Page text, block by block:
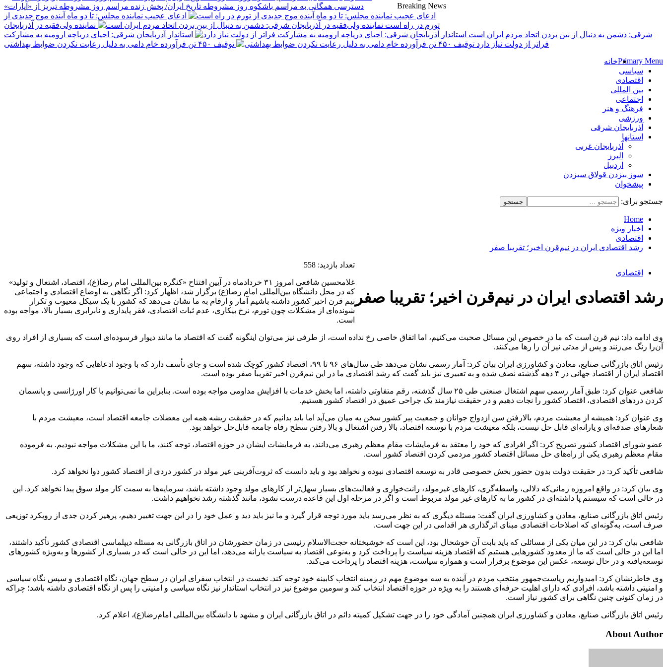
Breaking News
دسترسی همگانی به مراسم باشکوه روز مشروطه تاریخ ایران/ پخش زنده مراسم روز مشروطه تبریز از «آپارات»
ادعای عجیب نماینده مجلس: تا دو ماه آینده موج جدیدی از
تورم در راه است
نماینده ولی‌فقیه در آذربایجان
شرقی: دشمن به دنبال از بین بردن اتحاد مردم ایران است
استاندار آذربایجان شرقی: احیای دریاچه ارومیه به مشارکت
فراتر از دولت نیاز دارد
توقیف ۴۵۰ تن فرآورده خام دامی به دلیل رعایت نکردن ضوابط بهداشتی
Primary Menuخانه
سیاسی
اقتصادی
بین المللی
اجتماعی
فرهنگ و هنر
ورزشی
آذربایجان شرقی
استانها
آذربایجان غربی
البرز
اردبیل
سوز بیزدن قولاق سیزدن
پیشخوان
جستجو برای:
Home
اخبار ویژه
اقتصادی
رشد اقتصادی ایران در نیم‌قرن اخیر؛ تقریبا صفر
اقتصادی
رشد اقتصادی ایران در نیم‌قرن اخیر؛ تقریبا صفر
تعداد بازدید: 558
غلامحسین شافعی امروز ۳۱ خردادماه در آیین افتتاح «کنگره بین‌المللی امام رضا(ع)، اقتصاد، اشتغال و تولید»
که در محل دانشگاه‌ بین‌المللی امام رضا(ع) برگزار شد، اظهار کرد: اگر نگاهی به اوضاع اقتصادی و اجتماعی
نیم قرن اخیر کشور داشته باشیم آمار و ارقام به ما نشان می‌دهد که کشور با یک سیکل معیوب و تکرار
شونده‌ای از مشکلات چون تورم، نرخ بیکاری، عدم ثبات اقتصادی، فقر پایداری و نابرابری بسیار بالا، مواجه بوده
است.
وی ادامه داد: نیم قرن است که ما در خصوص این مسائل صحبت می‌کنیم، اما اتفاق خاصی رخ نداده است، از طرفی نیز می‌توان اینگونه گفت که اقتصاد ما مانند دیوار فرسوده‌ای است که بسیاری از افراد روی
آن‌را رنگ می‌زنند و پس از مدتی نیز آن را رها می‌کنند.
رئیس اتاق بازرگانی صنایع، معادن و کشاورزی ایران بیان کرد: آمار رسمی نشان می‌دهد طی سال‌های ۹۶ تا ۹۹، اقتصاد کشور کوچک شده است و جای تأسف دارد که با وجود ادعاهایی که وجود داشته، سهم
اقتصاد ایران از اقتصاد جهانی در ۴ دهه گذشته نصف شده و به تعبیری نیز باید گفت که رشد اقتصادی ما در این نیم‌قرن اخیر تقریبا صفر بوده است.
شافعی عنوان کرد: طبق آمار رسمی سهم اشتغال صنعتی طی ۲۵ سال گذشته، رقم متفاوتی داشته، اما بخش خدمات با افزایش مداومی مواجه بوده است. بنابراین ما نمی‌توانیم با کار اورژانسی و پانسمان
کردن دردهای اقتصادی، اقتصاد کشور را نجات دهیم و در حقیقت نیازمند یک جراحی عمیق در اقتصاد کشور هستیم.
وی عنوان کرد: همیشه از معیشت مردم، بالارفتن سن ازدواج جوانان و جمعیت پیر کشور سخن به میان می‌آید اما باید بدانیم که در حقیقت ریشه همه این معضلات جامعه اقتصاد است، معیشت مردم با
شعارهای صدقه‌ای و یارانه‌ای قابل حل نیست، بلکه معیشت مردم با توسعه اقتصاد، بالا رفتن اشتغال و بالا رفتن سطح رفاه جامعه قابل‌حل خواهد بود.
عضو شورای اقتصاد کشور تصریح کرد: اگر افرادی که خود را معتقد به فرمایشات مقام معظم رهبری می‌دانند، به فرمایشات ایشان در حوزه اقتصاد، توجه کنند، ما با این مشکلات مواجه نبودیم. به فرموده
مقام معظم رهبری یکی از راه‌های حل مسائل اقتصاد کشور مردمی کردن اقتصاد کشور است.
شافعی تأکید کرد: در حقیقت دولت بدون حضور بخش خصوصی قادر به توسعه اقتصادی نبوده و نخواهد بود و باید دانست که ثروت‌آفرینی غیر مولد در کشور دردی از اقتصاد کشور دوا نخواهد کرد.
وی بیان کرد: در واقع امروزه زمانی‌که دلالی، واسطه‌گری، کارهای غیرمولد، رانت‌خواری و فعالیت‌های بسیار سهل‌تر از کارهای مولد وجود داشته باشد، سرمایه‌ها به سمت کار مولد سوق پیدا نخواهد کرد. این
در حالی است که سیستم پا داشته‌ای در کشور ما به کارهای غیر مولد مربوط است و اگر در مرحله اول این قاعده درست نشود، مانند گذشته رشد نخواهیم داشت.
رئیس اتاق بازرگانی صنایع، معادن و کشاورزی ایران گفت: مسئله دیگری که به نظر می‌رسد باید مورد توجه قرار گیرد و ما نیز باید دید و عمل خود را در این جهت تغییر دهیم، پرهیز کردن جدی از رویکرد توزیعی
صرف است، به‌گونه‌ای که اصلاحات اقتصادی مبنای اثرگذاری هر اقدامی در این جهت است.
شافعی بیان کرد: در این میان یکی از مسائلی که باید بابت آن خوشحال بود، این است که خوشبختانه حجت‌الاسلام رئیسی در زمان حضورشان در اتاق بازرگانی به مسئله دیپلماسی اقتصادی کشور تأکید داشتند،
اما این در حالی است که ما از معدود کشورهایی هستیم که اقتصاد هزینه سیاست را پرداخت کرد و به‌نوعی اقتصاد به سیاست یارانه می‌دهد، اما این در حالی است که در بسیاری از کشورها و به‌ویژه کشورهای
توسعه‌یافته و در حال توسعه، عکس این موضوع برقرار است و همواره سیاست، هزینه اقتصاد را پرداخت می‌کند.
وی خاطرنشان کرد: امیدواریم ریاست‌جمهور منتخب مردم در آینده به سه موضوع مهم در زمینه انتخاب کابینه خود توجه کند. نخست در انتخاب سفرای ایران در سطح جهان، نگاه اقتصادی و سپس نگاه سیاسی
و امنیتی داشته باشد، افرادی که دارای اهلیت حرفه‌ای هستند را به ویژه در حوزه اقتصاد انتخاب کند و سومین موضوع نیز در انتخاب استاندار نیز نگاه سیاسی و امنیتی را پس از نگاه اقتصادی داشته باشد؛ چراکه
در زمان کنونی چنین نگاهی برای کشور نیاز است.
رئیس اتاق بازرگانی صنایع، معادن و کشاورزی ایران همچنین آمادگی خود را در جهت تشکیل کمیته دائم در اتاق بازرگانی ایران و مشهد با دانشگاه بین‌المللی امام‌رضا(ع)، اعلام کرد.
About Author